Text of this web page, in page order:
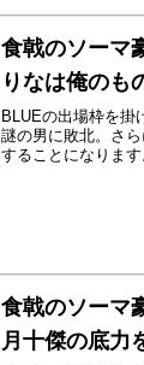
食戟のソーマ
りなは俺のも
BLUEの出場枠を掛
謎の男に敗北。さ
することになります
食戟のソーマ
月十傑の底力